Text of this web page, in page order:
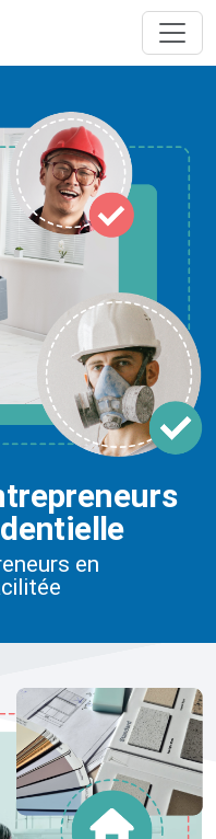
en